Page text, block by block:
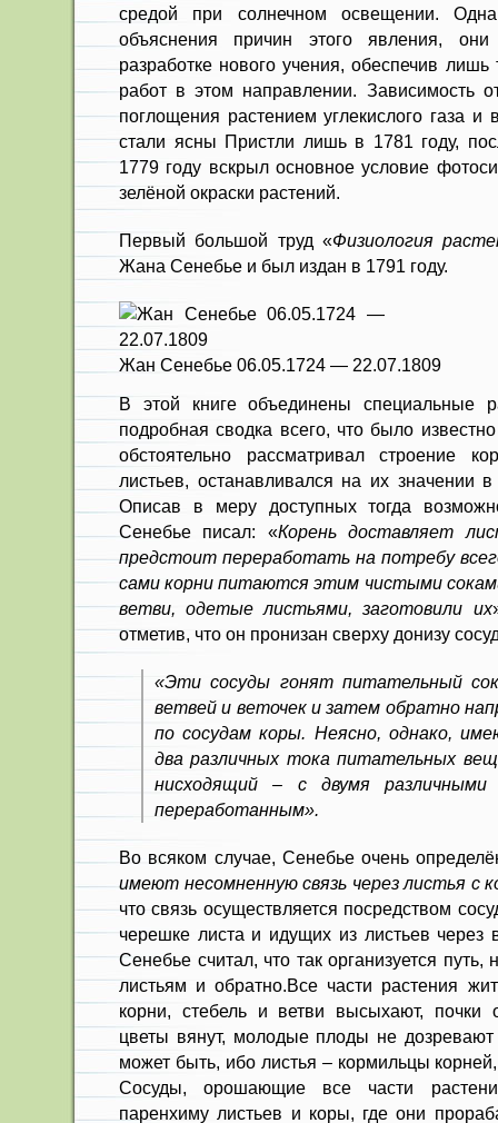
средой при солнечном освещении.
объяснения причин этого явления,
разработке нового учения, обеспечив
работ в этом направлении. Зависимость
поглощения растением углекислого газа
стали ясны Пристли лишь в 1781 году,
1779 году вскрыл основное условие
зелёной окраски растений.
Первый большой труд «Физиология
Жана Сенебье и был издан в 1791 году.
Жан Сенебье 06.05.1724 — 22.07.1809
В этой книге объединены специальные
подробная сводка всего, что было
обстоятельно рассматривал строение
листьев, останавливался на их значении
Описав в меру доступных тогда
Сенебье писал: «Корень доставляет
предстоит переработать на потребу
сами корни питаются этим чистыми
ветви, одетые листьями, заготовили их
отметив, что он пронизан сверху донизу
«Эти сосуды гонят питательный
ветвей и веточек и затем обратно
по сосудам коры. Неясно, однако,
два различных тока питательных
нисходящий – с двумя
переработанным».
Во всяком случае, Сенебье очень
имеют несомненную связь через листья с
что связь осуществляется посредством
черешке листа и идущих из листьев через
Сенебье считал, что так организуется путь,
листьям и обратно.Все части растения
корни, стебель и ветви высыхают, почки
цветы вянут, молодые плоды не
может быть, ибо листья – кормильцы
Сосуды, орошающие все части
паренхиму листьев и коры, где они